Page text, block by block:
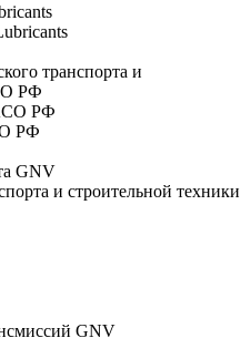
транспорта и
РФ
РФ
РФ
GNV
и строительной техники
GNV